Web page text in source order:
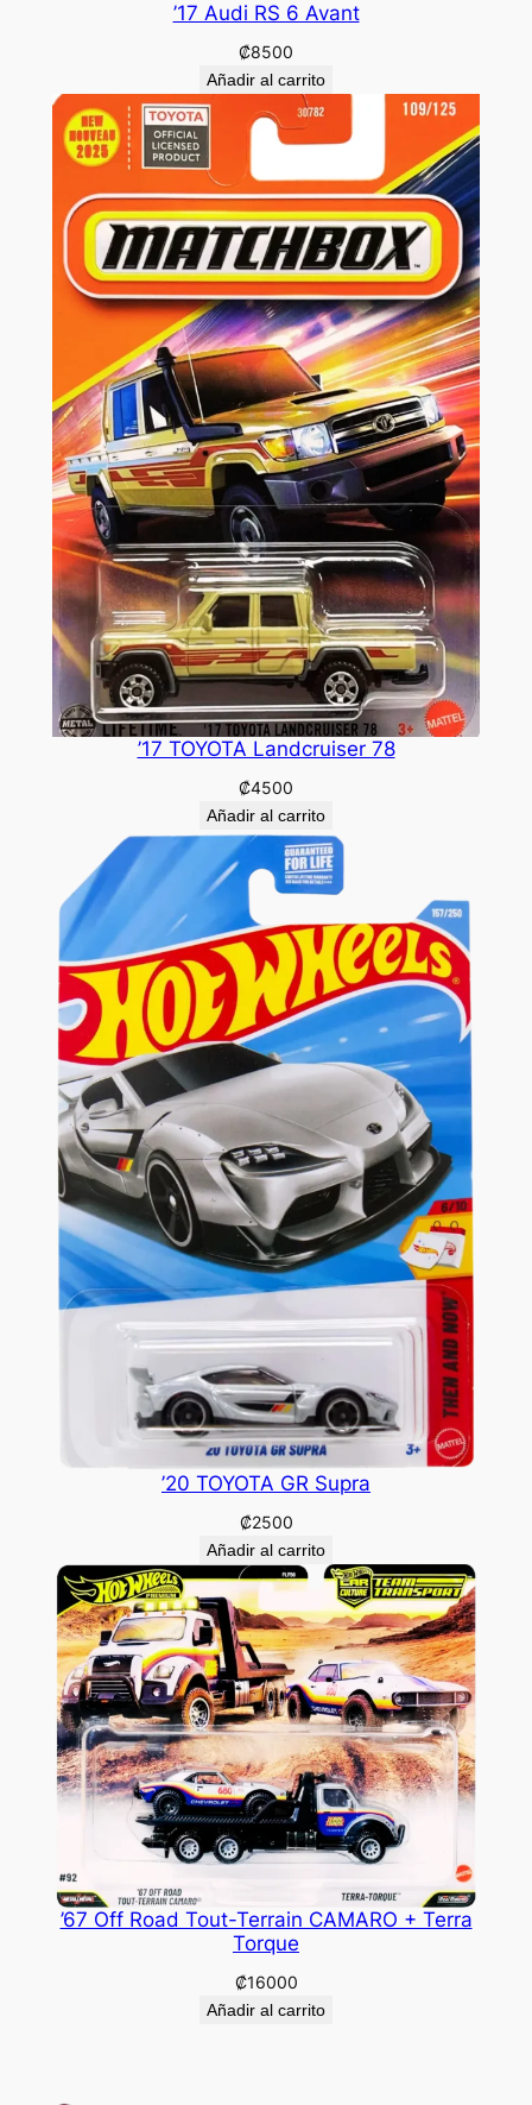
’17 Audi RS 6 Avant
₡8500
Añadir al carrito
’17 TOYOTA Landcruiser 78
₡4500
Añadir al carrito
’20 TOYOTA GR Supra
₡2500
Añadir al carrito
’67 Off Road Tout-Terrain CAMARO + Terra
Torque
₡16000
Añadir al carrito